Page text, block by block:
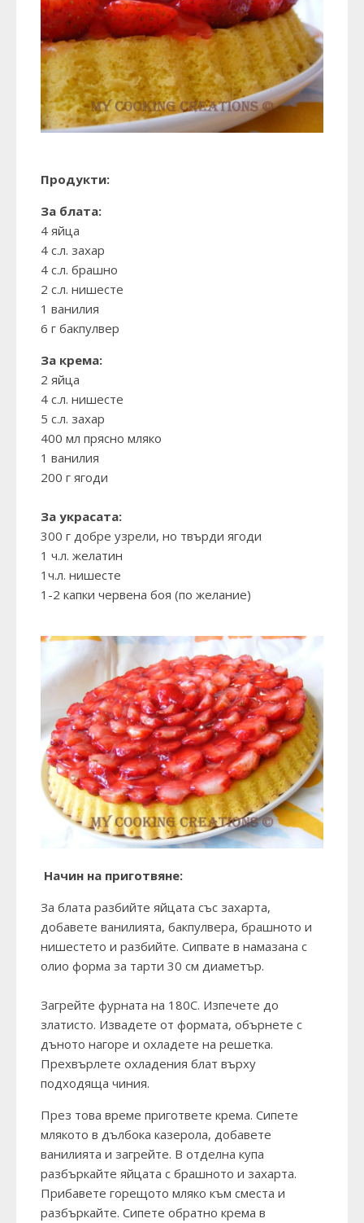
Продукти:
За блата:
4 яйца
4 с.л. захар
4 с.л. брашно
2 с.л. нишесте
1 ванилия
6 г бакпулвер
За крема:
2 яйца
4 с.л. нишесте
5 с.л. захар
400 мл прясно мляко
1 ванилия
200 г ягоди
За украсата:
300 г добре узрели, но твърди ягоди
1 ч.л. желатин
1ч.л. нишесте
1-2 капки червена боя (по желание)
Начин на приготвяне:
За блата разбийте яйцата със захарта,
добавете ванилията, бакпулвера, брашното и
нишестето и разбийте. Сипвате в намазана с
олио форма за тарти 30 см диаметър.
Загрейте фурната на 180С. Изпечете до
златисто. Извадете от формата, обърнете с
дъното нагоре и охладете на решетка.
Прехвърлете охладения блат върху
подходяща чиния.
През това време пригответе крема. Сипете
млякото в дълбока казерола, добавете
ванилията и загрейте. В отделна купа
разбъркайте яйцата с брашното и захарта.
Прибавете горещото мляко към сместа и
разбъркайте. Сипете обратно крема в